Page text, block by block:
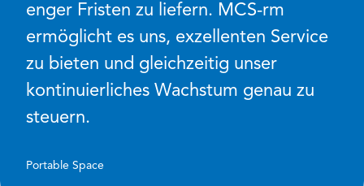
enger Fristen zu liefern. MCS-rm
ermöglicht es uns, exzellenten Service
zu bieten und gleichzeitig unser
kontinuierliches Wachstum genau zu
steuern.
Portable Space